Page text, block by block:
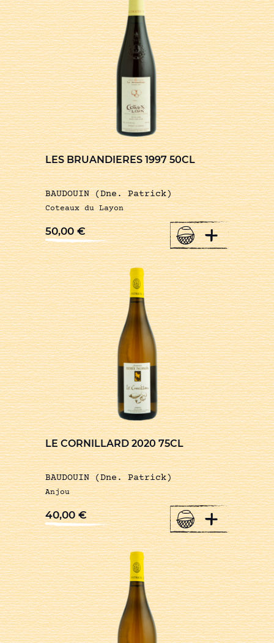
LES BRUANDIERES 1997 50CL
BAUDOUIN (Dne. Patrick)
Coteaux du Layon
50,00€ +
LE CORNILLARD 2020 75CL
BAUDOUIN (Dne. Patrick)
Anjou
40,00€ +